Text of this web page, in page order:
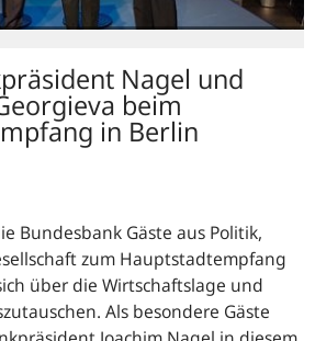
Nagel und
beim
in Berlin
Bundesbank Gäste aus Politik,
zum Hauptstadtempfang
über die Wirtschaftslage und
Als besondere Gäste